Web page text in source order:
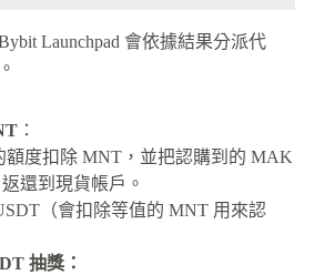
Launchpad 會依據結果分派代
：
額度扣除 MNT，並把認購到的 MAK
還到現貨帳戶。
（會扣除等值的 MNT 用來認
抽獎：